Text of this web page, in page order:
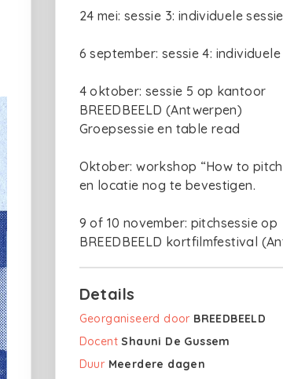
24 mei: sessie 3: individuele
6 september: sessie 4: individuele
4 oktober: sessie 5 op kantoor
BREEDBEELD (Antwerpen)
Groepsessie en table read
Oktober: workshop “How to
en locatie nog te bevestigen.
9 of 10 november: pitchsessie op
BREEDBEELD kortfilmfestival
Details
Georganiseerd door BREEDBEELD
Docent Shauni De Gussem
Duur Meerdere dagen